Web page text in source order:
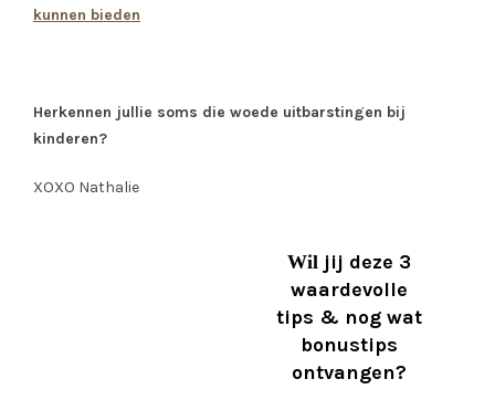
kunnen bieden
Herkennen jullie soms die woede uitbarstingen bij
kinderen?
XOXO Nathalie
Wil jij deze 3
waardevolle
tips & nog wat
bonustips
ontvangen?